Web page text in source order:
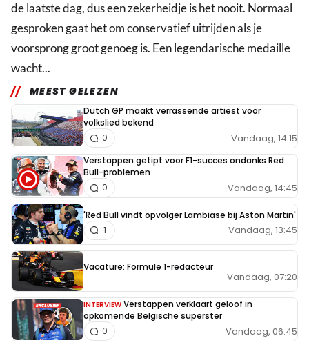
de laatste dag, dus een zekerheidje is het nooit. Normaal
gesproken gaat het om conservatief uitrijden als je
voorsprong groot genoeg is. Een legendarische medaille
wacht...
MEEST GELEZEN
Dutch GP maakt verrassende artiest voor
volkslied bekend
Vandaag, 14:15
0
Verstappen getipt voor F1-succes ondanks Red
Bull-problemen
Vandaag, 14:45
0
'Red Bull vindt opvolger Lambiase bij Aston Martin'
Vandaag, 13:45
1
Vacature: Formule 1-redacteur
Vandaag, 07:20
INTERVIEW Verstappen verklaart geloof in
opkomende Belgische superster
Vandaag, 06:45
0